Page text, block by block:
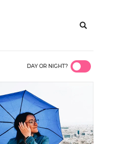
DAY OR NIGHT?